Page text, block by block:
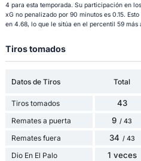
4 para esta temporada. Su participación en
xG no penalizado por 90 minutos es 0.15.
en 4.68, lo que le sitúa en el percentil 59 más
Tiros tomados
Datos de Tiros Total
Tiros tomados 43
Remates a puerta 9 / 43
Remates fuera 34 / 43
Dio En El Palo 1 veces